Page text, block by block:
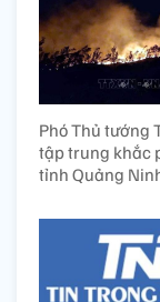
Phó Thủ tướng
tập trung khắc
tỉnh Quảng